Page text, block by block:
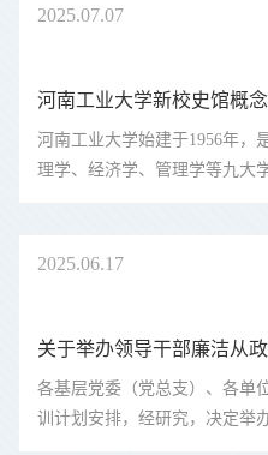
端或者移动端系统查看...
07.07
2025
河南工业大学新校史馆概
河南工业大学始建于1956年，
理学、经济学、管理学等九大
和社会经济发展做出了...
06.17
2025
关于举办领导干部廉洁从
各基层党委（党总支）、各单
训计划安排，经研究，决定举